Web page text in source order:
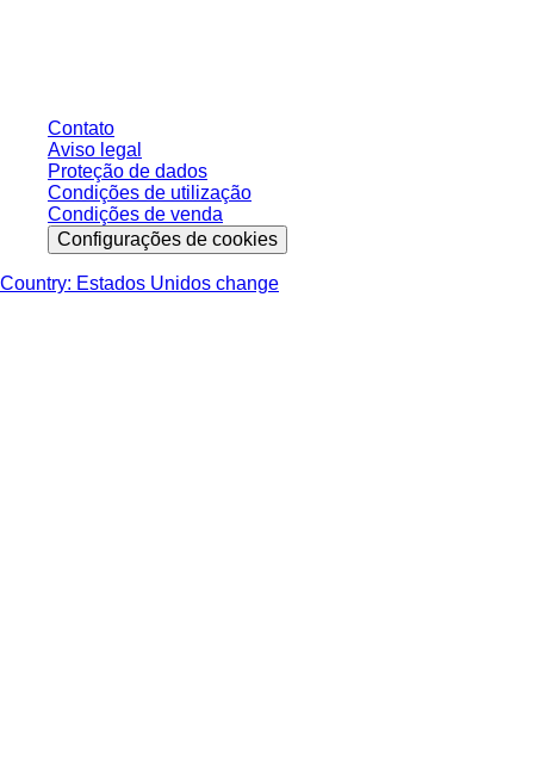
Contato
Aviso legal
Proteção de dados
Condições de utilização
Condições de venda
Configurações de cookies
Country: Estados Unidos change